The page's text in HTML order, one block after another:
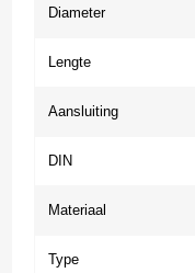
Diameter
Lengte
Aansluiting
DIN
Materiaal
Type